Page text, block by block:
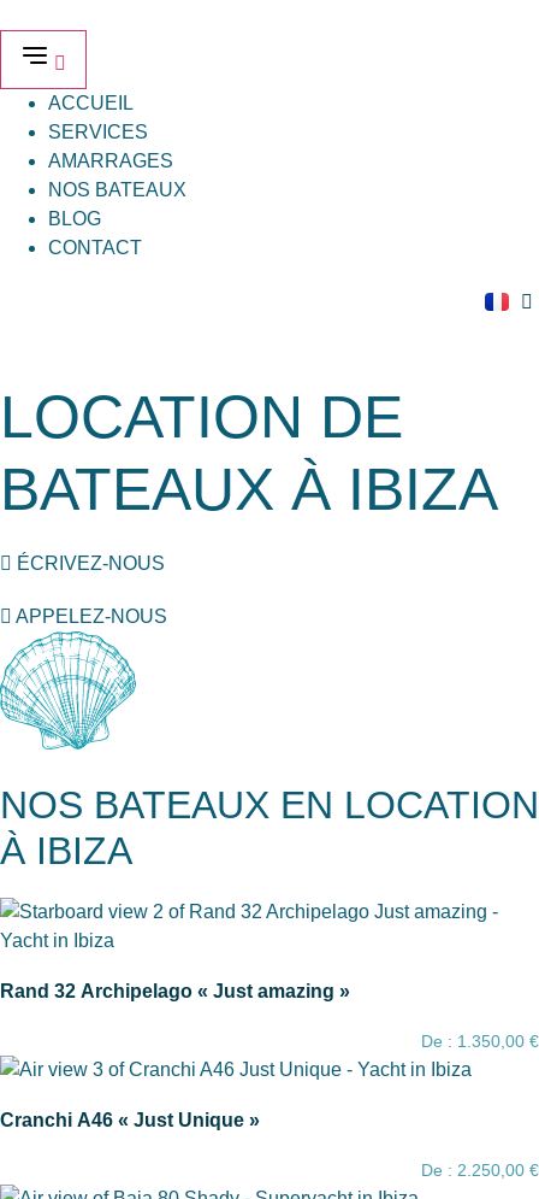
contenu
ACCUEIL
SERVICES
AMARRAGES
NOS BATEAUX
BLOG
CONTACT
LOCATION DE
BATEAUX À IBIZA
ÉCRIVEZ-NOUS
APPELEZ-NOUS
NOS BATEAUX EN LOCATION
À IBIZA
Rand 32 Archipelago « Just amazing »
De : 1.350,00 €
Cranchi A46 « Just Unique »
De : 2.250,00 €